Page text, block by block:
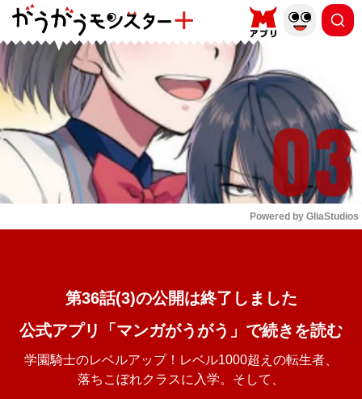
もっと読む
Powered by GliaStudios
第36話(3)の公開は終了しました
公式アプリ「マンガがうがう」で続きを読む
学園騎士のレベルアップ！レベル1000超えの転生者、
落ちこぼれクラスに入学。そして、